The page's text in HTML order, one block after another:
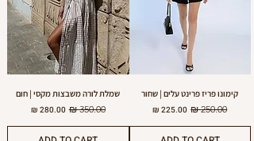
קימונו פריז פרינט עלים | שחור
מחיר רגיל‏250.00 ‏₪ מחיר מבצע
שמלת לורה משבצות מקסי | חום
מחיר רגיל‏350.00 ‏₪ מחיר מבצע‏280.00 ‏₪